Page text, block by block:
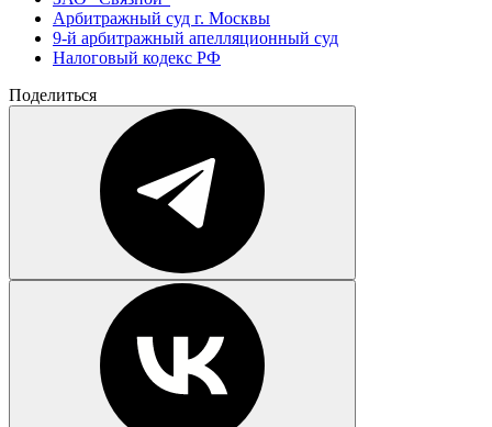
Арбитражный суд г. Москвы
9-й арбитражный апелляционный суд
Налоговый кодекс РФ
Поделиться